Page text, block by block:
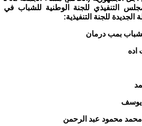
المجلس التنفيذي للجنة الوطنية للشباب في
للجنة التنفيذية:
بمب درمان
اده
يوسف
محمد محمود عبد الرحمن